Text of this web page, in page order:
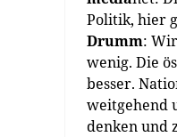
Politik, hier
Drumm:
wenig. Die
besser.
weitgehend
denken und